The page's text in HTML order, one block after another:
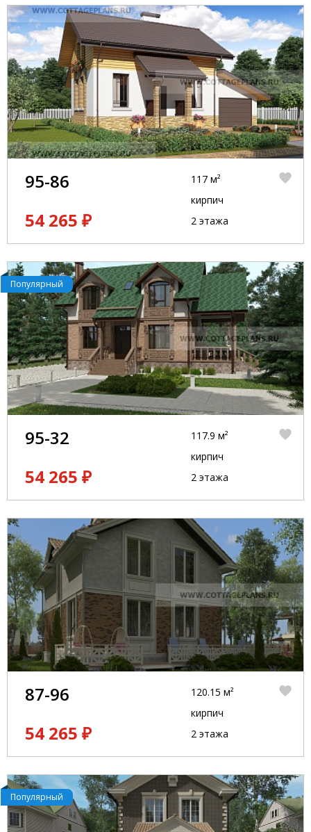
95-86
54 265 ₽
117 м²
кирпич
2 этажа
Популярный
95-32
54 265 ₽
117.9 м²
кирпич
2 этажа
87-96
54 265 ₽
120.15 м²
кирпич
2 этажа
Популярный